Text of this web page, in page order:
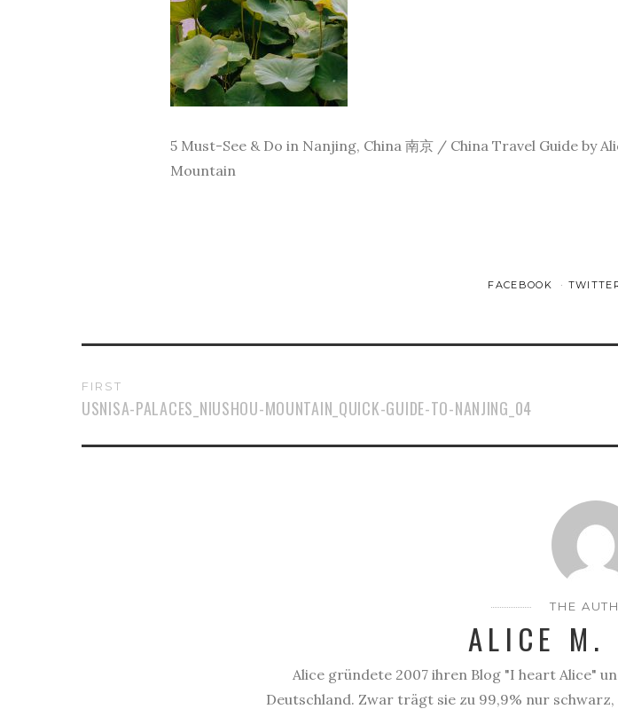
5 Must-See & Do in Nanjing, China 南京 / China Travel Guide by
Mountain
FACEBOOK
FIRST
USNISA-PALACES_NIUSHOU-MOUNTAIN_QUICK-GUIDE-TO-NANJING_04
THE
ALICE M.
Alice gründete 2007 ihren Blog "I heart Alice"
Deutschland. Zwar trägt sie zu 99,9% nur